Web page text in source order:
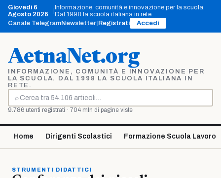
Vai
contenuto
Giovedì 6
Agosto 2026
Informazione, comunità e innovazione per la scuola.
Dal 1998 la scuola italiana in rete.
Canale TelegramNewsletter Registrati Accedi
AetnaNet.org
INFORMAZIONE, COMUNITÀ E INNOVAZIONE PER
LA SCUOLA. DAL 1998 LA SCUOLA ITALIANA IN
RETE.
⌕
Cerca
9.786 utenti registrati · 704 mln di pagine viste
Home Dirigenti Scolastici Formazione Scuola Lavoro
STRUMENTI DIDATTICI